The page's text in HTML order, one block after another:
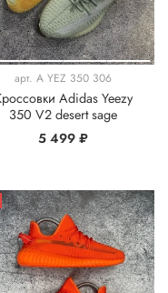
арт. A YEZ 350 306
Adidas Yeezy
350 V2 desert sage
5 499 ₽